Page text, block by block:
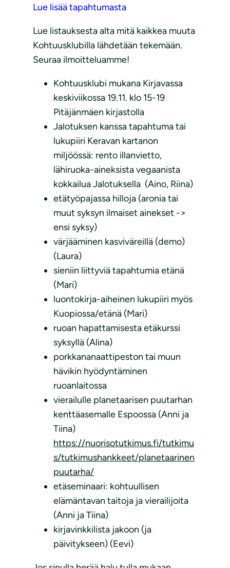
Lue lisää tapahtumasta
Lue listauksesta alta mitä kaikkea muuta
Kohtuusklubilla lähdetään tekemään.
Seuraa ilmoitteluamme!
Kohtuusklubi mukana Kirjavassa
keskiviikossa 19.11. klo 15-19
Pitäjänmäen kirjastolla
Jalotuksen kanssa tapahtuma tai
lukupiiri Keravan kartanon
miljöössä: rento illanvietto,
lähiruoka-aineksista vegaanista
kokkailua Jalotuksella (Aino, Riina)
etätyöpajassa hilloja (aronia tai
muut syksyn ilmaiset ainekset ->
ensi syksy)
värjääminen kasviväreillä (demo)
(Laura)
sieniin liittyviä tapahtumia etänä
(Mari)
luontokirja-aiheinen lukupiiri myös
Kuopiossa/etänä (Mari)
ruoan hapattamisesta etäkurssi
syksyllä (Alina)
porkkananaattipeston tai muun
hävikin hyödyntäminen
ruoanlaitossa
vierailulle planetaarisen puutarhan
kenttäasemalle Espoossa (Anni ja
Tiina)
https://nuorisotutkimus.fi/tutkimu
s/tutkimushankkeet/planetaarinen
puutarha/
etäseminaari: kohtuullisen
elämäntavan taitoja ja vierailijoita
(Anni ja Tiina)
kirjavinkkilista jakoon (ja
päivitykseen) (Eevi)